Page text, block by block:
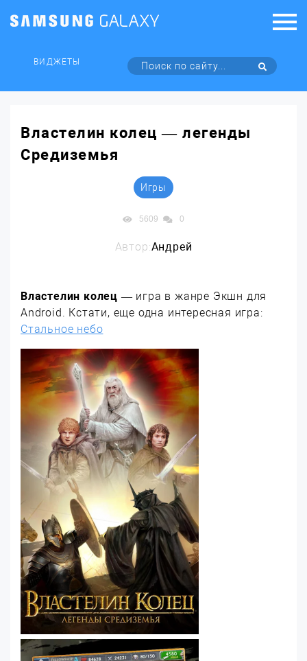
ВИДЖЕТЫ
Властелин колец — легенды
Средиземья
Игры
5609 0
Автор:Андрей
Властелин колец — игра в жанре Экшн для
Android. Кстати, еще одна интересная игра:
Стальное небо